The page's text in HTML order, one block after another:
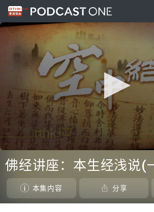
seconds
seconds
佛经讲座：本生经浅说(
本集内容 分享